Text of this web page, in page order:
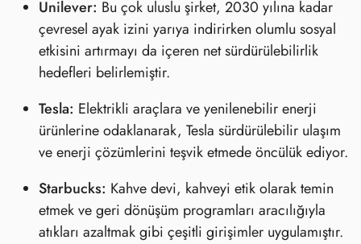
Unilever: Bu çok uluslu şirket, 2030 yılına kadar
çevresel ayak izini yarıya indirirken olumlu sosyal
etkisini artırmayı da içeren net sürdürülebilirlik
hedefleri belirlemiştir.
Tesla: Elektrikli araçlara ve yenilenebilir enerji
ürünlerine odaklanarak, Tesla sürdürülebilir ulaşım
ve enerji çözümlerini teşvik etmede öncülük ediyor.
Starbucks: Kahve devi, kahveyi etik olarak temin
etmek ve geri dönüşüm programları aracılığıyla
atıkları azaltmak gibi çeşitli girişimler uygulamıştır.